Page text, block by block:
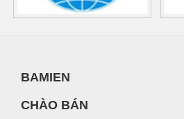
BAMIEN
CHÀO BÁN